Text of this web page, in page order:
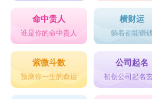
命中贵人
谁是你的命中贵人
横财运
躺着都能赚
紫微斗数
预测你一生的命运
公司起名
初创公司起名